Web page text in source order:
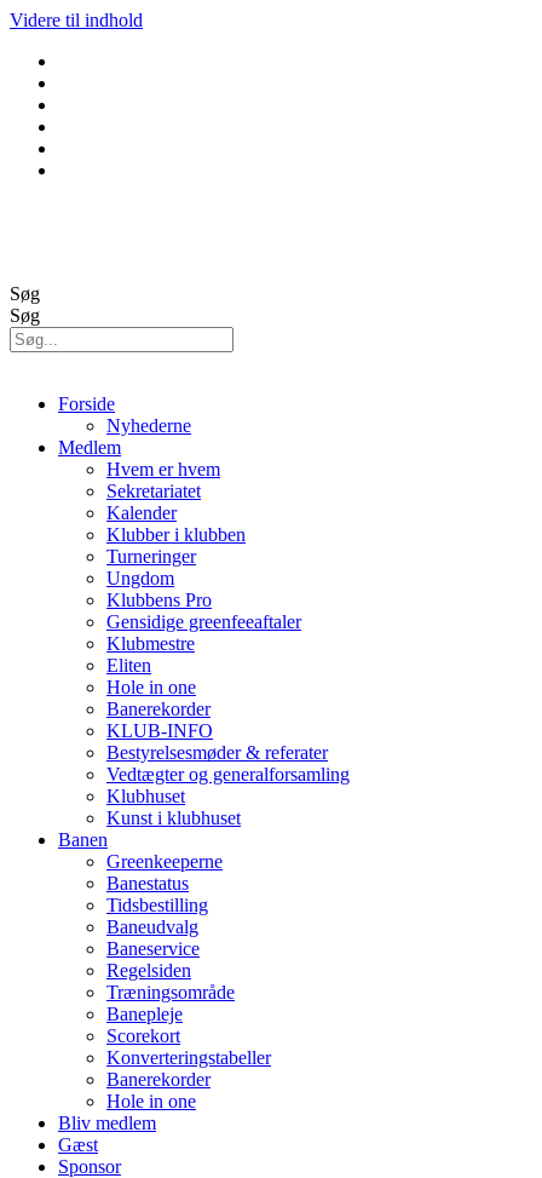
Videre til indhold
Søg
Søg
Forside
Nyhederne
Medlem
Hvem er hvem
Sekretariatet
Kalender
Klubber i klubben
Turneringer
Ungdom
Klubbens Pro
Gensidige greenfeeaftaler
Klubmestre
Eliten
Hole in one
Banerekorder
KLUB-INFO
Bestyrelsesmøder & referater
Vedtægter og generalforsamling
Klubhuset
Kunst i klubhuset
Banen
Greenkeeperne
Banestatus
Tidsbestilling
Baneudvalg
Baneservice
Regelsiden
Træningsområde
Banepleje
Scorekort
Konverteringstabeller
Banerekorder
Hole in one
Bliv medlem
Gæst
Sponsor